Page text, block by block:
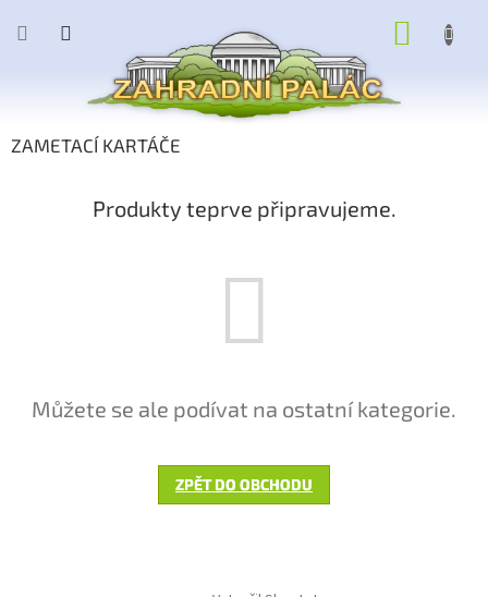
ZAMETACÍ KARTÁČE
Produkty teprve připravujeme.
Můžete se ale podívat na ostatní kategorie.
ZPĚT DO OBCHODU